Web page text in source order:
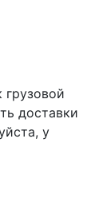
грузовой
доставки
у